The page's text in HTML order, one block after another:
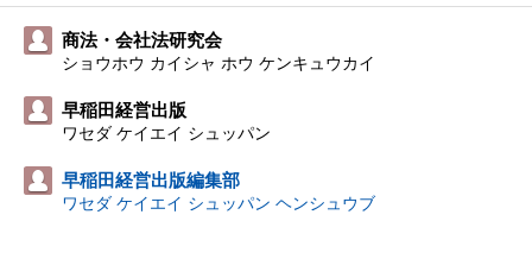
商法・会社法研究会
ショウホウ カイシャ ホウ ケンキュウカイ
早稲田経営出版
ワセダ ケイエイ シュッパン
早稲田経営出版編集部
ワセダ ケイエイ シュッパン ヘンシュウブ